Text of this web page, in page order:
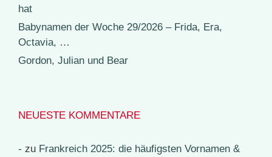
hat
Babynamen der Woche 29/2026 – Frida, Era,
Octavia, …
Gordon, Julian und Bear
NEUESTE KOMMENTARE
- zu Frankreich 2025: die häufigsten Vornamen &